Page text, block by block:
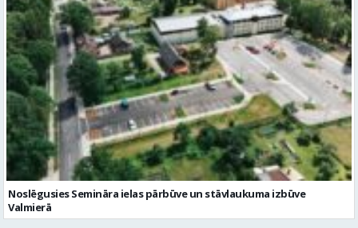
Noslēgusies Semināra ielas pārbūve un stāvlaukuma izbūve
Valmierā
Reklāmraksti Skatīt visu